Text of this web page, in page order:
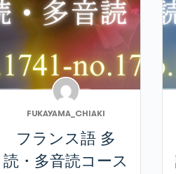
FUKAYAMA_CHIAKI
フランス語 多
読・多音読コース